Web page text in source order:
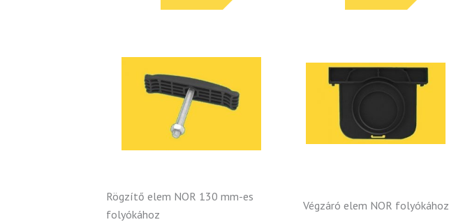
Rögzítő elem NOR 130 mm-es
folyókához
Végzáró elem NOR folyókához